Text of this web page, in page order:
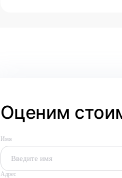
Оценим
Имя
Адрес